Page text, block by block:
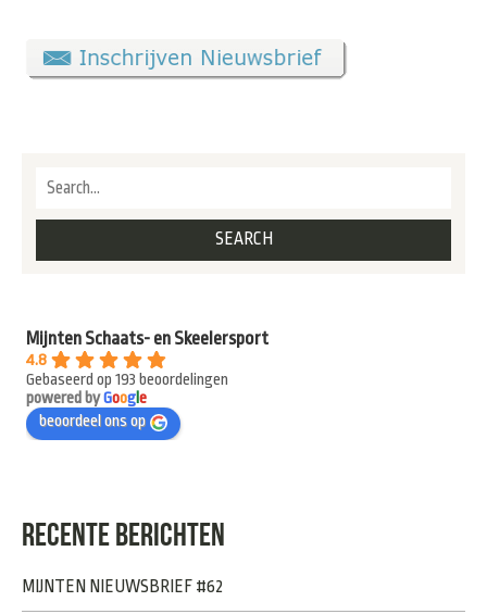
Mijnten Schaats- en Skeelersport
4.8
Gebaseerd op 193 beoordelingen
powered byGoogle
beoordeel ons op
RECENTE BERICHTEN
MIJNTEN NIEUWSBRIEF #62